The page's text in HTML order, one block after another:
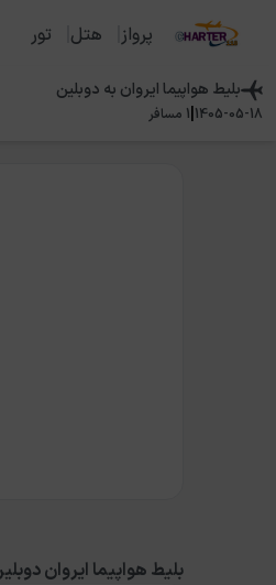
پرواز هتل تور
بلیط هواپیماایروان به دوبلین
1405-05-18
|
1 مسافر
بلیط هواپیما ایروان